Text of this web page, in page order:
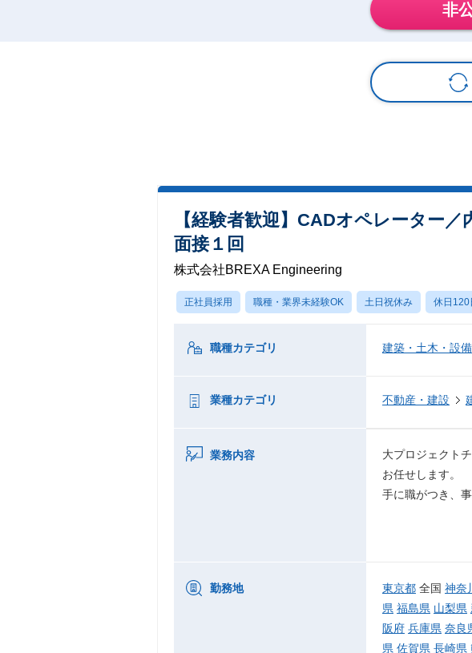
非
【経験者歓迎】CADオペレーター
面接１回
株式会社BREXA Engineering
正社員採用 職種・業界未経験OK 土日祝休み 休日120
職種カテゴリ 建築・土木・設備
業種カテゴリ 不動産・建設
業務内容
大プロジェクト
お任せします。
手に職がつき、
勤務地 東京都 全国 神奈
県 福島県 山梨県
阪府 兵庫県 奈良
県 佐賀県 長崎県